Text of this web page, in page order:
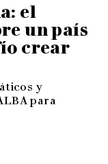
el
un país
crear
y
para